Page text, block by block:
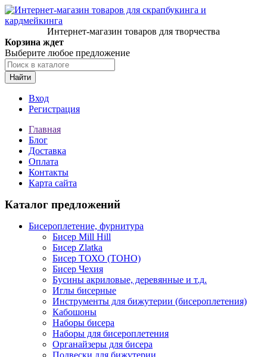
Интернет-магазин товаров для творчества
Корзина ждет
Выберите любое предложение
Найти
Вход
Регистрация
Главная
Блог
Доставка
Оплата
Контакты
Карта сайта
Каталог предложений
Бисероплетение, фурнитура
Бисер Mill Hill
Бисер Zlatka
Бисер ТОХО (TOHO)
Бисер Чехия
Бусины акриловые, деревянные и т.д.
Иглы бисерные
Инструменты для бижутерии (бисероплетения)
Кабошоны
Наборы бисера
Наборы для бисероплетения
Органайзеры для бисера
Подвески для бижутерии